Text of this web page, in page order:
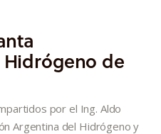
de
por el Ing. Aldo
Argentina del Hidrógeno y